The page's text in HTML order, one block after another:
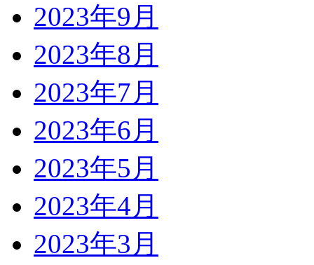
2023年9月
2023年8月
2023年7月
2023年6月
2023年5月
2023年4月
2023年3月